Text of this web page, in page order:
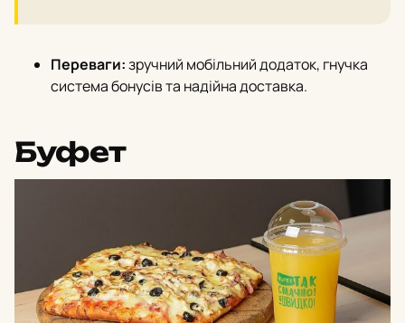
Переваги:зручний мобільний додаток, гнучка
система бонусів та надійна доставка.
Буфет